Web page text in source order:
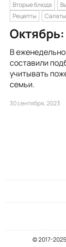
Вторые блюда
Рецепты
Салаты
В
составили
учитывать
семьи.
30 сентября, 2023
© 2017-